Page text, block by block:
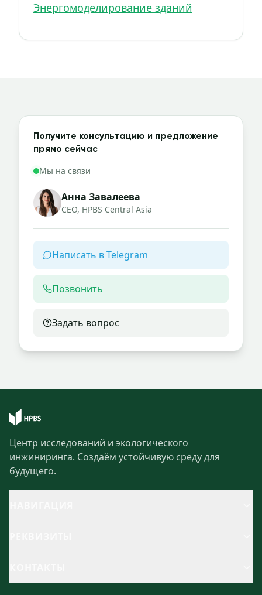
Энергомоделирование зданий
Получите консультацию и предложение
прямо сейчас
Мы на связи
Анна Завалеева
CEO, HPBS Central Asia
Написать в Telegram
Позвонить
Задать вопрос
Центр исследований и экологического
инжиниринга. Создаём устойчивую среду для
будущего.